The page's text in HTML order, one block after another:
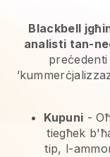
Blackbell
analisti tan-
Kupuni -
tiegħek
tip, l-